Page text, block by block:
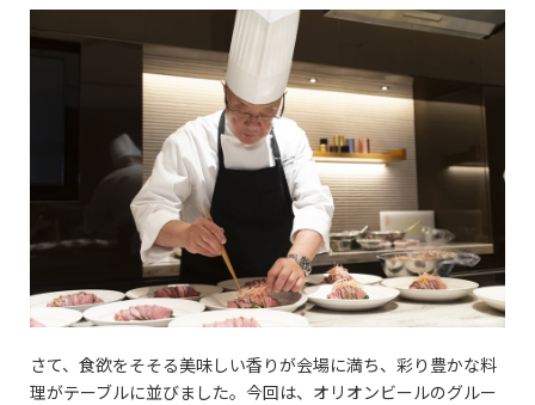
さて、食欲をそそる美味しい香りが会場に満ち、彩り豊かな料
理がテーブルに並びました。今回は、オリオンビールのグルー